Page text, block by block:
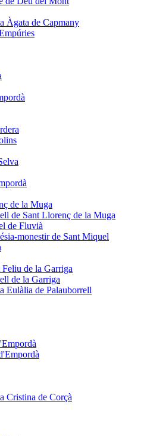
Àgata de Capmany
de la Muga
de Sant Llorenç de la Muga
de Fluvià
monestir de Sant Miquel
Feliu de la Garriga
de la Garriga
Eulàlia de Palauborrell
Cristina de Corçà